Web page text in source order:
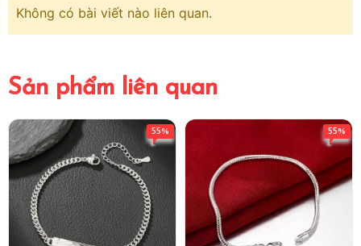
Không có bài viết nào liên quan.
Sản phẩm liên quan
55% 55%